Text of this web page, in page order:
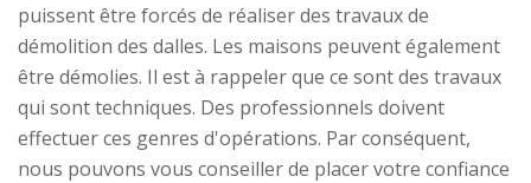
puissent être forcés de réaliser des travaux de
démolition des dalles. Les maisons peuvent également
être démolies. Il est à rappeler que ce sont des travaux
qui sont techniques. Des professionnels doivent
effectuer ces genres d'opérations. Par conséquent,
nous pouvons vous conseiller de placer votre confiance